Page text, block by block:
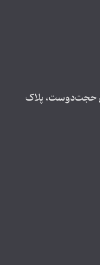
حجت‌دوست، پلاک